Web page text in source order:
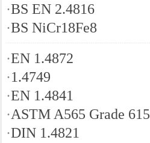
·BS EN 2.4816
·BS NiCr18Fe8
·EN 1.4872
·1.4749
·EN 1.4841
·ASTM A565 Grade 615
·DIN 1.4821